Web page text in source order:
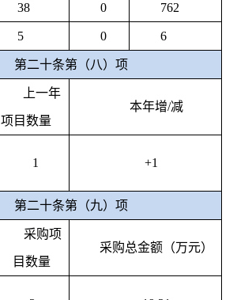
38 0 762
5 0 6
第二十条第（八）项
上一年
项目数量
本年增/减
1 +1
第二十条第（九）项
采购项
目数量
采购总金额（万元）